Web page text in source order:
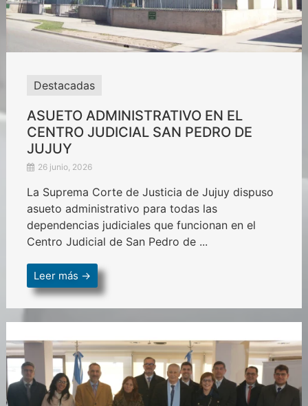
Destacadas
ASUETO ADMINISTRATIVO EN EL
CENTRO JUDICIAL SAN PEDRO DE
JUJUY
26 junio, 2026
La Suprema Corte de Justicia de Jujuy dispuso
asueto administrativo para todas las
dependencias judiciales que funcionan en el
Centro Judicial de San Pedro de ...
Leer más →